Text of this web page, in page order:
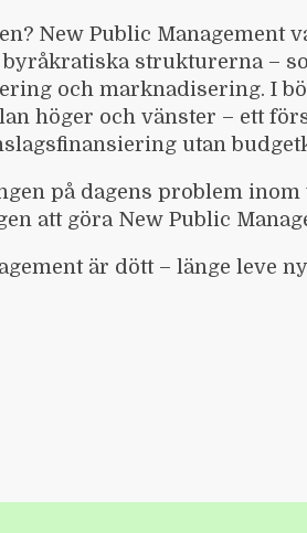
New Public Management
strukturerna –
och marknadisering. I
höger och vänster – ett
utan
på dagens problem
att göra New Public
är dött – länge leve